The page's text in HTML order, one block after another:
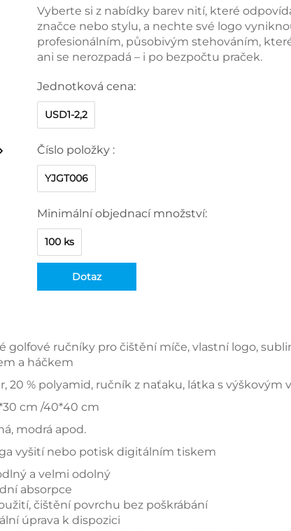
Vyberte si z nabídky barev nití, které
značce nebo stylu, a nechte své logo
profesionálním, působivým stehováním,
ani se nerozpadá – i po bezpočtu praček.
Jednotková cena:
USD1-2,2
Číslo položky :
YJGT006
Minimální objednací množství:
100 ks
Dotaz
golfové ručníky pro čištění míče, vlastní logo,
a háčkem
20 % polyamid, ručník z naťaku, látka s výškovým
cm /40*40 cm
modrá apod.
vyšití nebo potisk digitálním tiskem
a velmi odolný
absorpce
čištění povrchu bez poškrábání
úprava k dispozici